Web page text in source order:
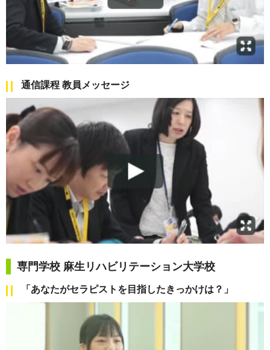
通信課程 教員メッセージ
専門学校 麻生リハビリテーション大学校
「あなたがセラピストを目指したきっかけは？」